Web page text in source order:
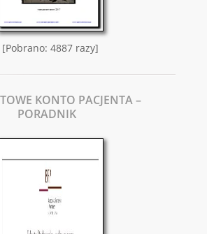
[Pobrano: 4887 razy]
KONTO PACJENTA –
PORADNIK